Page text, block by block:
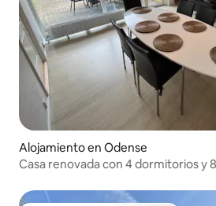
Alojamiento en Odense
Casa renovada con 4 dormitorios y